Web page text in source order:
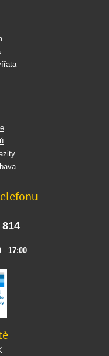
- 17:00